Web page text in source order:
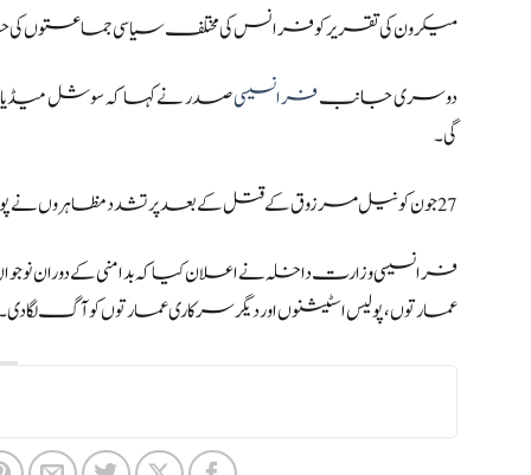
میکرون کی تقریر کو فرانس کی مختلف سیاسی جماعتوں کی
دوسری جانبفرانسیسیصدر نے کہا کہ سوشل میڈیا
گی۔
27 جون کو نیل مرزوق کے قتل کے بعد پرتشدد مظاہروں نے پورے فرانس کو ایک ہفتے سے زیادہ عرصے تک محیط کیا۔
عمارتوں، پولیس اسٹیشنوں اور دیگر سرکاری عمارتوں کو آگ لگا